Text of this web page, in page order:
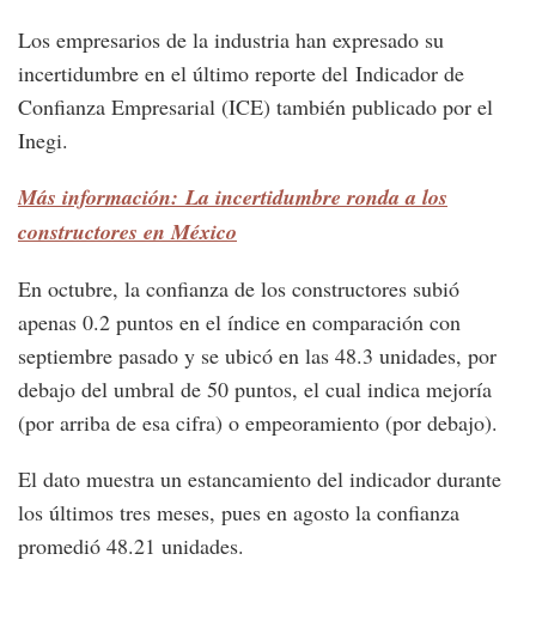
Los empresarios de la industria han expresado su
incertidumbre en el último reporte del Indicador de
Confianza Empresarial (ICE) también publicado por el
Inegi.
Más información: La incertidumbre ronda a los
constructores en México
En octubre, la confianza de los constructores subió
apenas 0.2 puntos en el índice en comparación con
septiembre pasado y se ubicó en las 48.3 unidades, por
debajo del umbral de 50 puntos, el cual indica mejoría
(por arriba de esa cifra) o empeoramiento (por debajo).
El dato muestra un estancamiento del indicador durante
los últimos tres meses, pues en agosto la confianza
promedió 48.21 unidades.